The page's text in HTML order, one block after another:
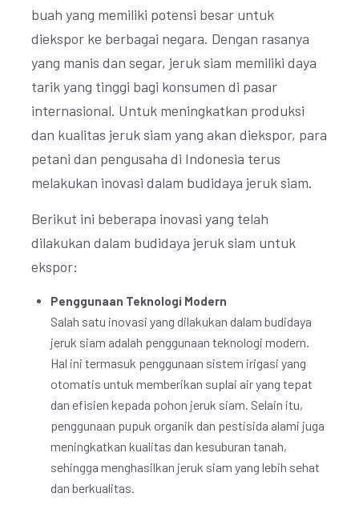
buah yang memiliki potensi besar untuk
diekspor ke berbagai negara. Dengan rasanya
yang manis dan segar, jeruk siam memiliki daya
tarik yang tinggi bagi konsumen di pasar
internasional. Untuk meningkatkan produksi
dan kualitas jeruk siam yang akan diekspor, para
petani dan pengusaha di Indonesia terus
melakukan inovasi dalam budidaya jeruk siam.
Berikut ini beberapa inovasi yang telah
dilakukan dalam budidaya jeruk siam untuk
ekspor:
Penggunaan Teknologi Modern
Salah satu inovasi yang dilakukan dalam budidaya
jeruk siam adalah penggunaan teknologi modern.
Hal ini termasuk penggunaan sistem irigasi yang
otomatis untuk memberikan suplai air yang tepat
dan efisien kepada pohon jeruk siam. Selain itu,
penggunaan pupuk organik dan pestisida alami juga
meningkatkan kualitas dan kesuburan tanah,
sehingga menghasilkan jeruk siam yang lebih sehat
dan berkualitas.